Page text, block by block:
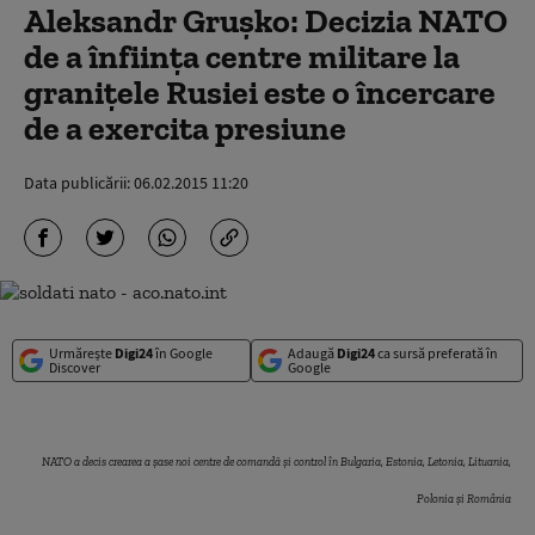
Aleksandr Gruşko: Decizia NATO
de a înfiinţa centre militare la
graniţele Rusiei este o încercare
de a exercita presiune
Data publicării:06.02.2015 11:20
Urmărește Digi24în Google
Discover
Adaugă Digi24ca sursă preferată în
Google
NATO a decis crearea a şase noi centre de comandă şi control în Bulgaria, Estonia, Letonia, Lituania,
Polonia şi România